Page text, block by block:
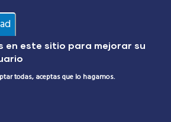
en este sitio para mejorar su
todas, aceptas que lo hagamos.